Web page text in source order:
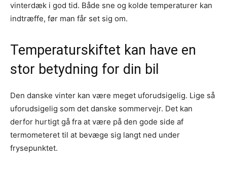
vinterdæk i god tid. Både sne og kolde temperaturer kan
indtræffe, før man får set sig om.
Temperaturskiftet kan have en
stor betydning for din bil
Den danske vinter kan være meget uforudsigelig. Lige så
uforudsigelig som det danske sommervejr. Det kan
derfor hurtigt gå fra at være på den gode side af
termometeret til at bevæge sig langt ned under
frysepunktet.